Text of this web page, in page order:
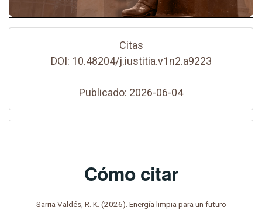
Citas
DOI: 10.48204/j.iustitia.v1n2.a9223
Publicado: 2026-06-04
Cómo citar
Sarria Valdés, R. K. (2026). Energía limpia para un futuro